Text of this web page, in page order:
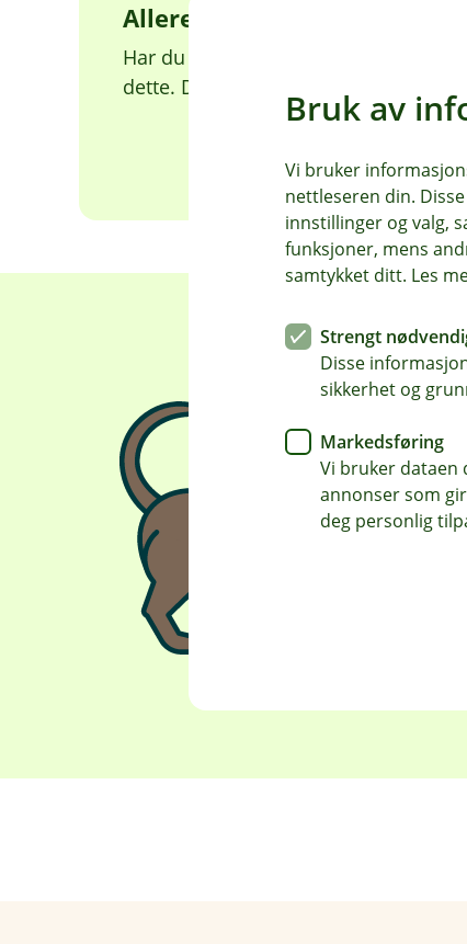
Allerede meldt inn skade?
Har du flere utgifter til en allerede
dette. Det kan du gjøre her.
Bruk av
Vi bruker
nettleseren din.
innstillinger og valg,
funksjoner, mens
samtykket ditt. Les
Strengt
Disse
sikkerhet og
Markedsføring
Vi bruker dataen
annonser som
deg personlig